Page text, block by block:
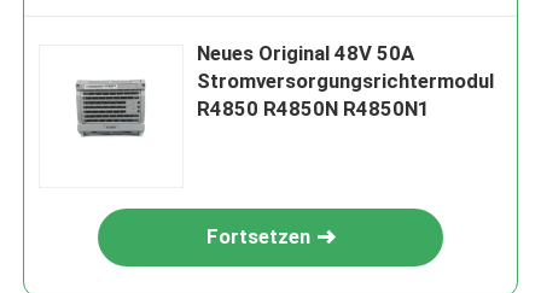
Neues Original 48V 50A
Stromversorgungsrichtermodul
R4850 R4850N R4850N1
Fortsetzen